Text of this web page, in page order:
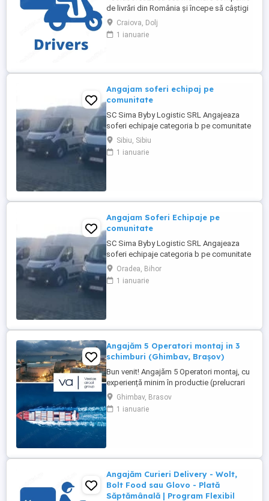
de livrări din România și începe să câștigi
rapid! - Cerințe: Minim 18 ani Mijloc de
transport propriu (mașină, scuter,
motocicletă sau bicicletă) Telefon mobil
atractive ...
Craiova, Dolj
1 ianuarie
Angajam soferi echipaj pe
comunitate
SC Sima Byby Logistic SRL Angajeaza
soferi echipaje categoria b pe comunitate
Se sta plecat 2 luni cu 2 săptămâni acasa
Pe mașini dube de 3.5t Fiat, Ford și
Renault Se face toată Europa Nu se
0740816788 ...
Sibiu, Sibiu
1 ianuarie
Angajam Soferi Echipaje pe
comunitate
SC Sima Byby Logistic SRL Angajeaza
soferi echipaje categoria b pe comunitate
Se sta plecat 2 luni cu 2 săptămâni acasa
Pe mașini dube de 3.5t Fiat, Ford și
Renault Se face toată Europa Nu se
0740816788 ...
Oradea, Bihor
1 ianuarie
Angajăm 5 Operatori montaj in 3
schimburi (Ghimbav, Brașov)
Bun venit! Angajăm 5 Operatori montaj, cu
experiență minim în productie (prelucrari
prin aschiere). Căutăm persoane serioase,
dornice să învețe și să muncească, se va
oferi instruire la locul de muncă. Program:
Ghimbav, Brasov
1 ianuarie
Angajăm Curieri Delivery - Wolt,
Bolt Food sau Glovo - Plată
Săptămânală | Program Flexibil